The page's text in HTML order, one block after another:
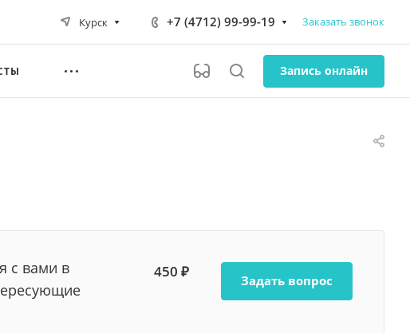
Курск +7 (4712) 99-99-19 Заказать звонок
Запись онлайн
с вами в
450 ₽ Задать вопрос